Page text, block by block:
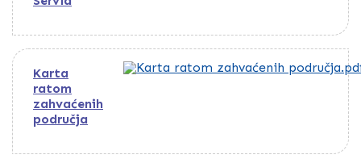
Karta
ratom
zahvaćenih
područja